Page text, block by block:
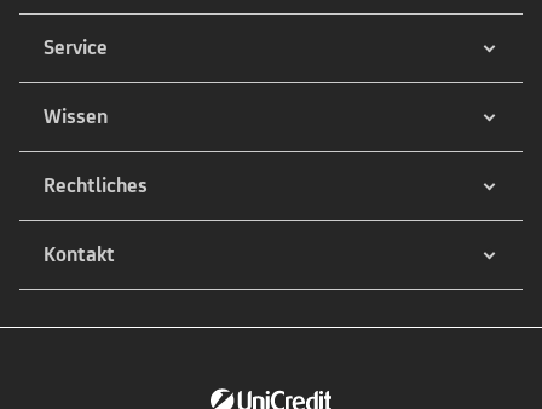
Service
Wissen
Rechtliches
Kontakt